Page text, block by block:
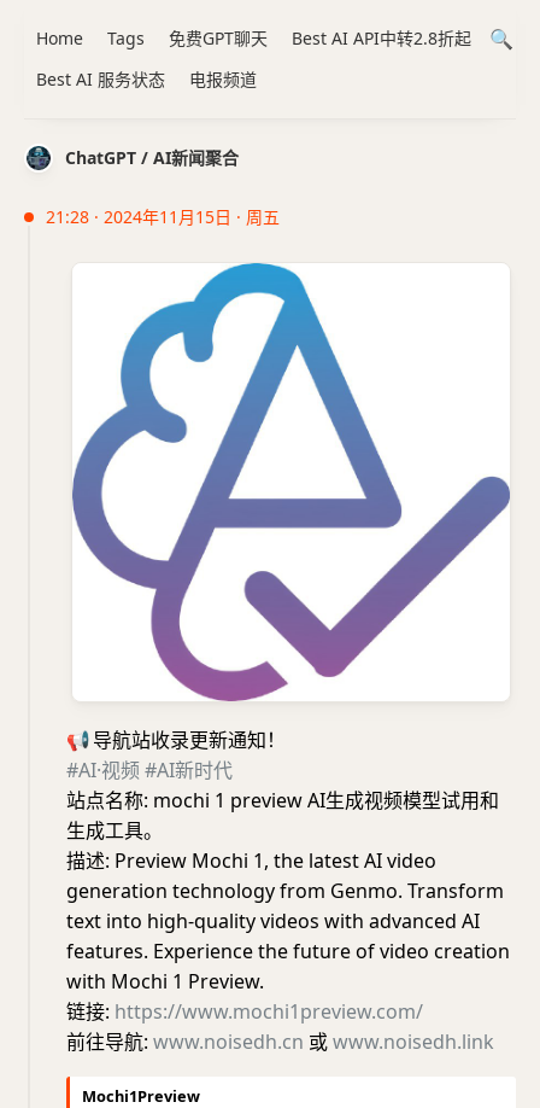
ChatGPT / AI新闻聚合
21:28 · 2024年11月15日 · 周五
📢导航站收录更新通知！
#AI·视频#AI新时代
站点名称: mochi 1 preview AI生成视频模型试用和
生成工具。
描述: Preview Mochi 1, the latest AI video
generation technology from Genmo. Transform
text into high-quality videos with advanced AI
features. Experience the future of video creation
with Mochi 1 Preview.
链接: https://www.mochi1preview.com/
前往导航: www.noisedh.cn 或www.noisedh.link
Mochi1Preview
Home Tags 免费GPT聊天
Best AI API中转2.8折起
Best AI 服务状态
电报频道